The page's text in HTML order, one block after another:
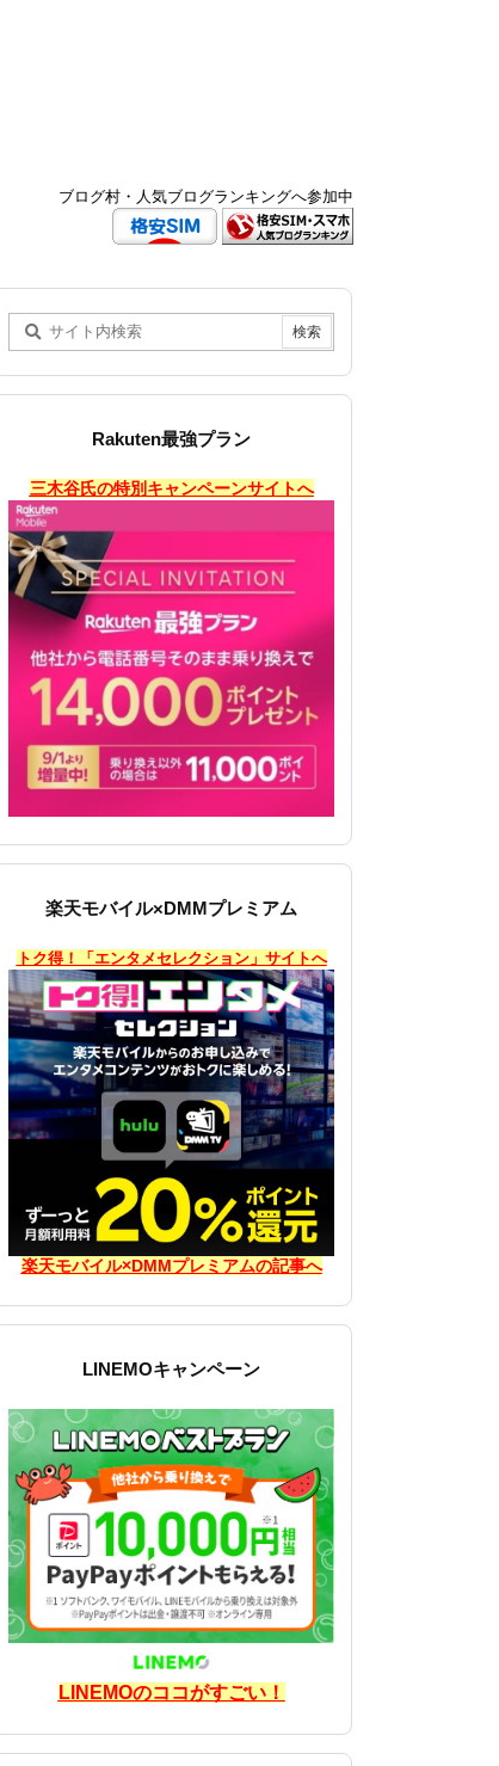
ブログ村・人気ブログランキングへ参加中
Rakuten最強プラン
三木谷氏の特別キャンペーンサイトへ
楽天モバイル×DMMプレミアム
トク得！「エンタメセレクション」サイトへ
楽天モバイル×DMMプレミアムの記事へ
LINEMOキャンペーン
LINEMOのココがすごい！